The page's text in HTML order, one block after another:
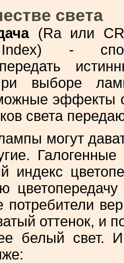
света
(Ra или
-
выборе
эффекты
света
могут
индекс
потребители
оттенок, и
белый свет.